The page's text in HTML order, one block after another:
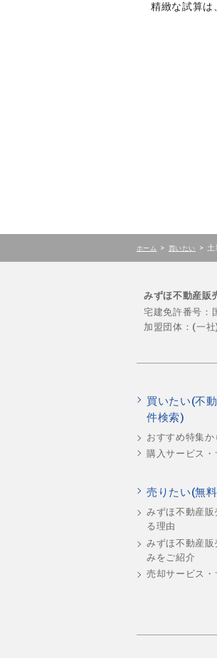
精緻な試算は
ホーム > 買いたい > 土
みずほ不動産販
宅建免許番号：
加盟団体：(一
買いたい(不
件検索)
おすすめ特集か
購入サービス・
売りたい(無
みずほ不動産販
る理由
みずほ不動産販
みをご紹介
売却サービス・